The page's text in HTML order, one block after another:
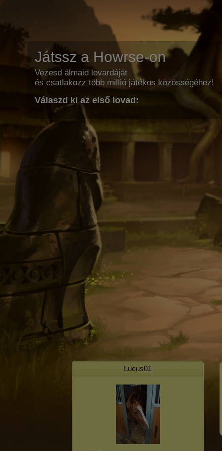
Játssz a Howrse-on
Vezesd álmaid lovardáját
és csatlakozz több millió játékos közösségéhez!
Válaszd ki az első lovad:
Lucus01